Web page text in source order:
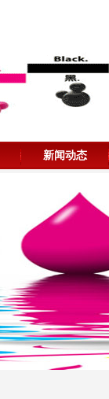
新闻动态